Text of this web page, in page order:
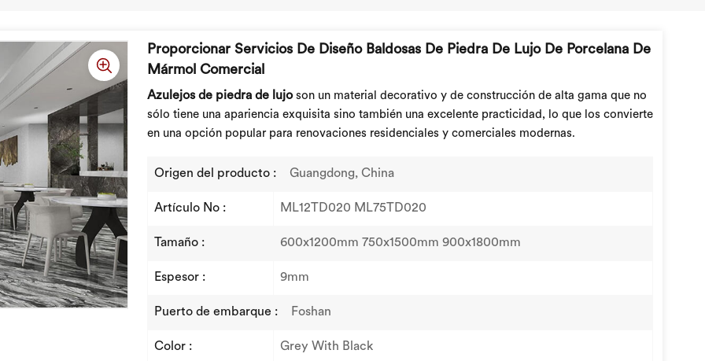
Proporcionar Servicios De Diseño Baldosas De Piedra De Lujo De Porcelana De
Mármol Comercial
Azulejos de piedra de lujoson un material decorativo y de construcción de alta gama que no
sólo tiene una apariencia exquisita sino también una excelente practicidad, lo que los convierte
en una opción popular para renovaciones residenciales y comerciales modernas.
Origen del producto : Guangdong, China
Artículo No : ML12TD020 ML75TD020
Tamaño : 600x1200mm 750x1500mm 900x1800mm
Espesor : 9mm
Puerto de embarque : Foshan
Color : Grey With Black